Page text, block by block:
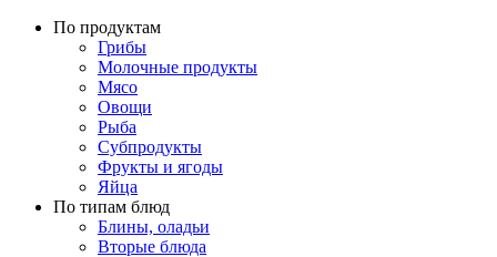
По продуктам
Грибы
Молочные продукты
Мясо
Овощи
Рыба
Субпродукты
Фрукты и ягоды
Яйца
По типам блюд
Блины, оладьи
Вторые блюда